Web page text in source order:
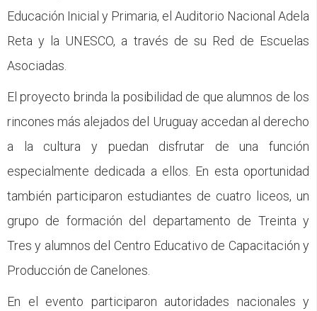
Educación Inicial y Primaria, el Auditorio Nacional Adela
Reta y la UNESCO, a través de su Red de Escuelas
Asociadas.
El proyecto brinda la posibilidad de que alumnos de los
rincones más alejados del Uruguay accedan al derecho
a la cultura y puedan disfrutar de una función
especialmente dedicada a ellos. En esta oportunidad
también participaron estudiantes de cuatro liceos, un
grupo de formación del departamento de Treinta y
Tres y alumnos del Centro Educativo de Capacitación y
Producción de Canelones.
En el evento participaron autoridades nacionales y